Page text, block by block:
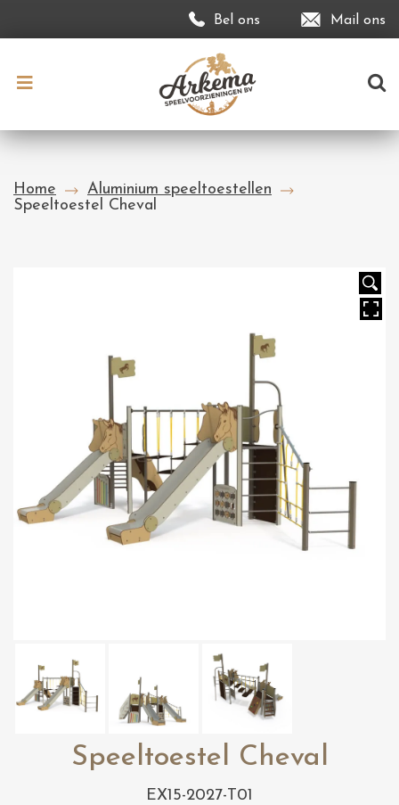
Bel ons Mail ons
Home
Aluminium speeltoestellen
Speeltoestel Cheval
Speeltoestel Cheval
EX15-2027-T01